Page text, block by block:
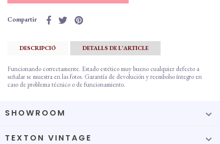
Compartir
DESCRIPCIÓ DETALLS DE L'ARTICLE
Funcionando correctamente. Estado estético muy bueno cualquier defecto a
señalar se muestra en las fotos. Garantía de devolución y reembolso íntegro en
caso de problema técnico o de funcionamiento.
SHOWROOM 
TEXTON VINTAGE 